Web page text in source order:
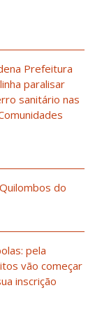
Prefeitura
paralisar
sanitário nas
do
pela
vão começar
inscrição